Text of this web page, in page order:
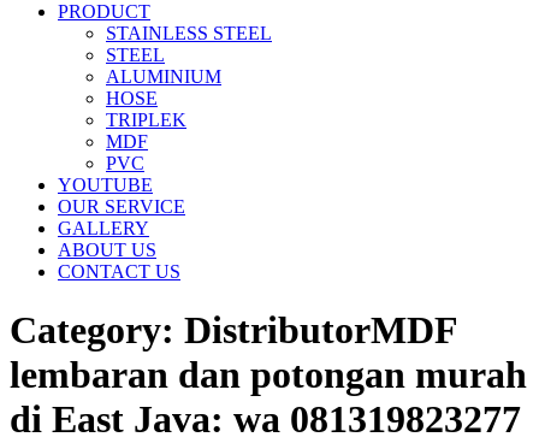
PRODUCT
STAINLESS STEEL
STEEL
ALUMINIUM
HOSE
TRIPLEK
MDF
PVC
YOUTUBE
OUR SERVICE
GALLERY
ABOUT US
CONTACT US
Category: DistributorMDF
lembaran dan potongan murah
di East Java: wa 081319823277